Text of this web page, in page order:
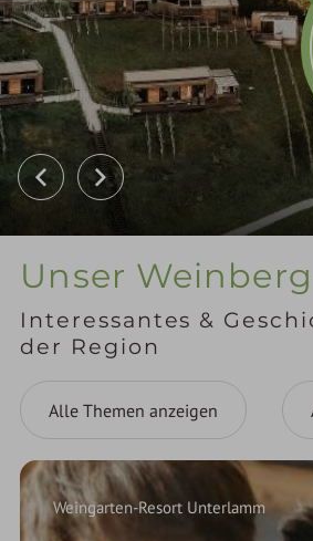
Unser
Interessantes &
der Region
Alle Themen anzeigen
Weingarten-Resort Unterlamm